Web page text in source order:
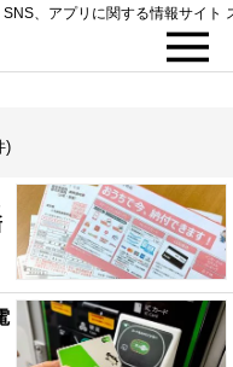
、アプリに関する情報サイト
)